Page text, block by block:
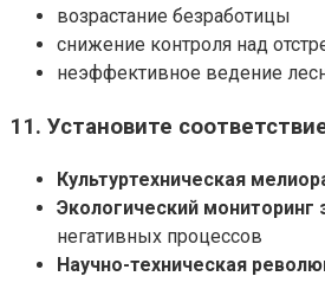
возрастание безработицы
снижение контроля над
неэффективное ведение
11. Установите
Культуртехническая
Экологический мониторинг
негативных процессов
Научно-техническая